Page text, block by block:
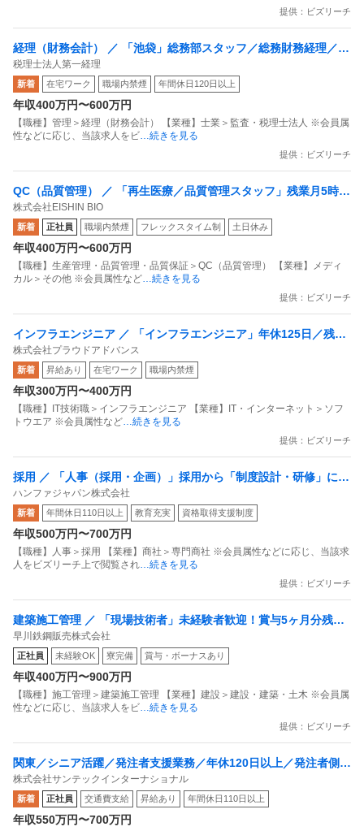
提供：ビズリーチ
経理（財務会計） ／ 「池袋」総務部スタッフ／総務財務経理／7
時間勤務／残業少なめ／各種手当充実
税理士法人第一経理
新着 在宅ワーク 職場内禁煙 年間休日120日以上
年収400万円〜600万円
【職種】管理＞経理（財務会計） 【業種】士業＞監査・税理士法人 ※会員属
性などに応じ、当該求人をビ…続きを見る
提供：ビズリーチ
QC（品質管理） ／ 「再生医療／品質管理スタッフ」残業月5時間
以内／厚労省認可の最新CPF／風通しの良い環境で再生医療の細
胞加工・保管
株式会社EISHIN BIO
新着 正社員 職場内禁煙 フレックスタイム制 土日休み
年収400万円〜600万円
【職種】生産管理・品質管理・品質保証＞QC（品質管理） 【業種】メディ
カル＞その他 ※会員属性など…続きを見る
提供：ビズリーチ
インフラエンジニア ／ 「インフラエンジニア」年休125日／残業
月11h／設計構築に挑戦／案件により在宅可／サーバーサイドエン
ジニア
株式会社プラウドアドバンス
新着 昇給あり 在宅ワーク 職場内禁煙
年収300万円〜400万円
【職種】IT技術職＞インフラエンジニア 【業種】IT・インターネット＞ソフ
トウエア ※会員属性など…続きを見る
提供：ビズリーチ
採用 ／ 「人事（採用・企画）」採用から「制度設計・研修」に幅
を広げる実働7.5h／残業月15h／売上500億超の安定基盤年収400
万〜700万
ハンファジャパン株式会社
新着 年間休日110日以上 教育充実 資格取得支援制度
年収500万円〜700万円
【職種】人事＞採用 【業種】商社＞専門商社 ※会員属性などに応じ、当該求
人をビズリーチ上で閲覧され…続きを見る
提供：ビズリーチ
建築施工管理 ／ 「現場技術者」未経験者歓迎！賞与5ヶ月分残業2
0時間未満社宅制度あり〜利益は最大限社員に還元します〜
早川鉄鋼販売株式会社
正社員 未経験OK 寮完備 賞与・ボーナスあり
年収400万円〜900万円
【職種】施工管理＞建築施工管理 【業種】建設＞建設・建築・土木 ※会員属
性などに応じ、当該求人をビ…続きを見る
提供：ビズリーチ
関東／シニア活躍／発注者支援業務／年休120日以上／発注者側／
官公庁で内勤／残業20h程度
株式会社サンテックインターナショナル
新着 正社員 交通費支給 昇給あり 年間休日110日以上
年収550万円〜700万円